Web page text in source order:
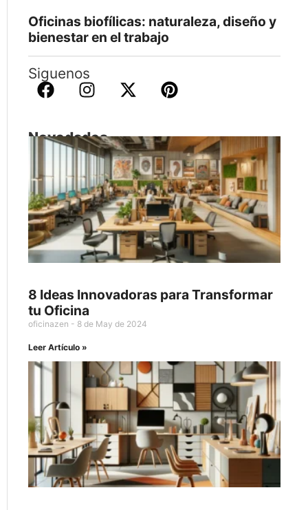
Oficinas biofílicas: naturaleza, diseño y
bienestar en el trabajo
Siguenos
Novedades
8 Ideas Innovadoras para Transformar
tu Oficina
oficinazen 8 de May de 2024
Leer Artículo »